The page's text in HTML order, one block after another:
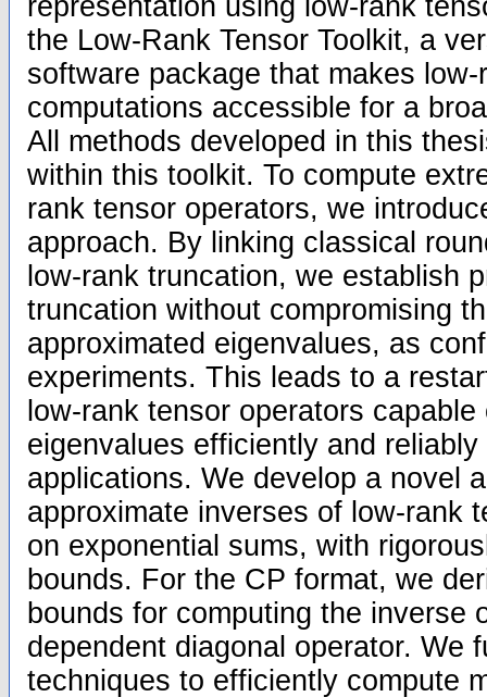
representation using low-rank
the Low-Rank Tensor Toolkit, a
software package that makes
computations accessible for a
All methods developed in this
within this toolkit. To compute
rank tensor operators, we
approach. By linking classical
low-rank truncation, we establish
truncation without compromising
approximated eigenvalues, as
experiments. This leads to a
low-rank tensor operators
eigenvalues efficiently and
applications. We develop a novel
approximate inverses of low-rank
on exponential sums, with
bounds. For the CP format, we
bounds for computing the inverse
dependent diagonal operator. We
techniques to efficiently compute